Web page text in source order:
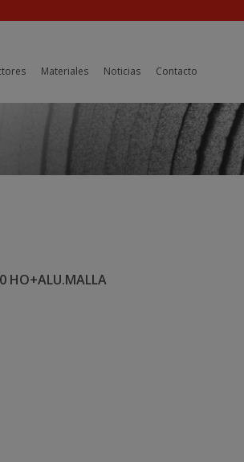
Materiales Noticias Contacto